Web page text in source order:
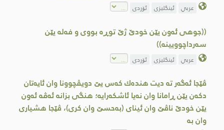
عربي ئینگلیزی ئۆردی
((جوهی ئه‌ون یێن خودێ ژێ توڕه‌ بووی و فه‌له یێن
سه‌رداچوویینه‌))
عربي ئینگلیزی ئۆردی
ڤێجا ئه‌گه‌ر ته‌ دیت هنده‌ك كه‌س یێ دویڤچوونا وان ئایه‌تان
دكه‌ن یێن ڕامانا وان نه‌یا ئاشكه‌رایه‌؛ هنگی بزانه‌ ئه‌ڤه‌ ئه‌ون
یێن خودێ ناڤێ وان ئینای (به‌حسێ وان كری)، ڤێجا هشیاری
وان به‌